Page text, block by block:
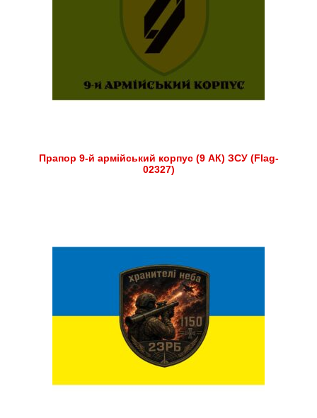
Прапор 9-й армійський корпус (9 АК) ЗСУ (Flag-
02327)